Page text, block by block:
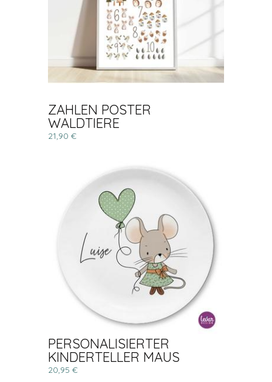
ZAHLEN POSTER
WALDTIERE
21,90 €
PERSONALISIERTER
KINDERTELLER MAUS
20,95 €